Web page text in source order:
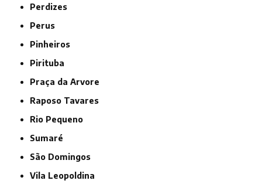
Perdizes
Perus
Pinheiros
Pirituba
Praça da Arvore
Raposo Tavares
Rio Pequeno
Sumaré
São Domingos
Vila Leopoldina